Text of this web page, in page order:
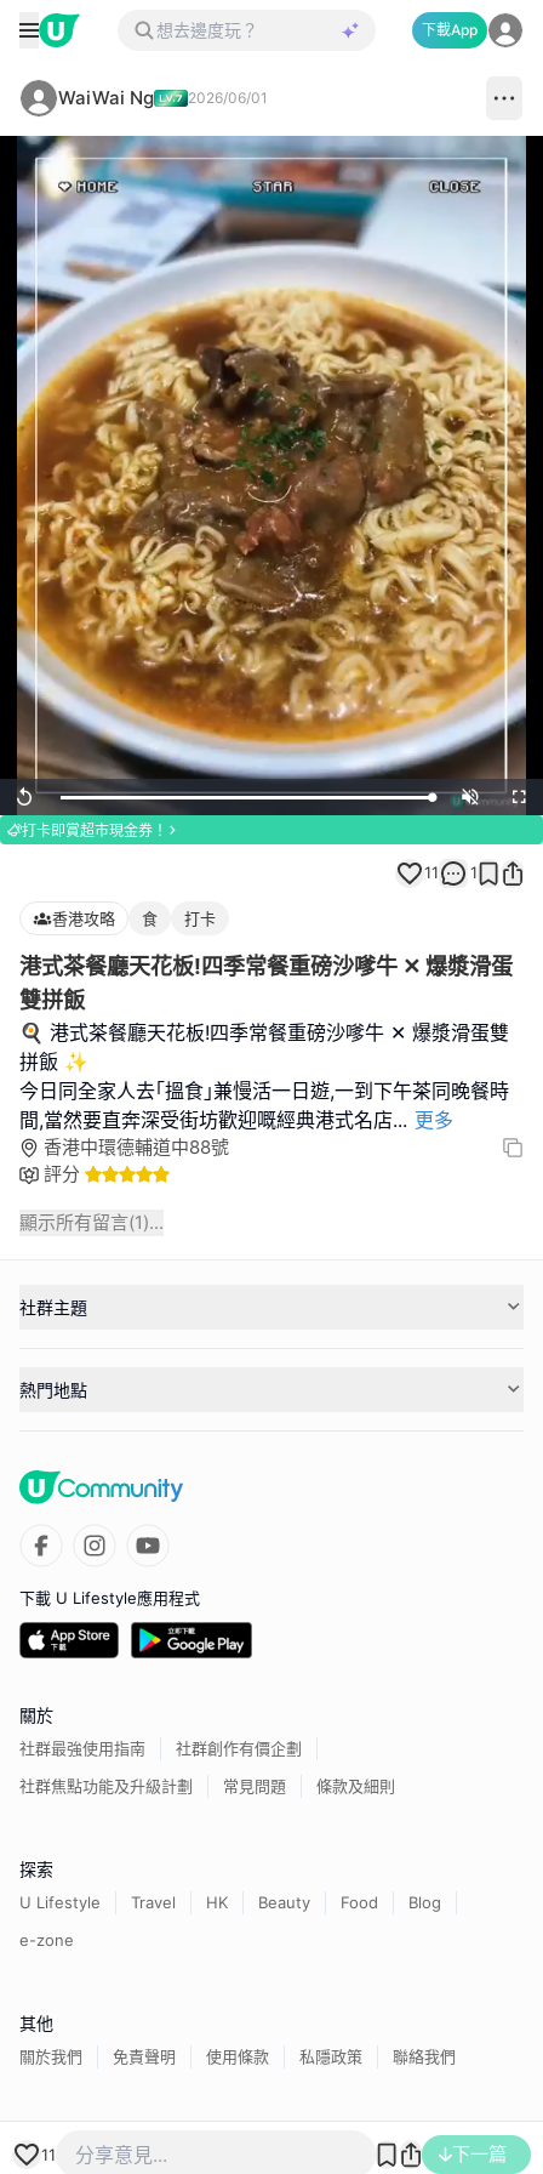
下載App
WaiWai Ng 2026/06/01
Replay Loaded:
100.00%
Unmute
打卡即賞超市現金券！
11 1
香港攻略 食 打卡
港式茶餐廳天花板!四季常餐重磅沙嗲牛 ✕ 爆漿滑蛋
雙拼飯
🍳 港式茶餐廳天花板!四季常餐重磅沙嗲牛 ✕ 爆漿滑蛋雙
拼飯 ✨
今日同全家人去｢搵食｣兼慢活一日遊,一到下午茶同晚餐時
間,當然要直奔深受街坊歡迎嘅經典港式名店... 更多
香港中環德輔道中88號
評分
顯示所有留言(1)...
11 下一篇
社群主題
熱門地點
下載 U Lifestyle應用程式
關於
社群最強使用指南
社群創作有價企劃
社群焦點功能及升級計劃
常見問題 條款及細則
探索
U Lifestyle Travel HK Beauty Food
Blog
e-zone
其他
關於我們 免責聲明 使用條款 私隱政策 聯絡我們
香港經濟日報版權所有©